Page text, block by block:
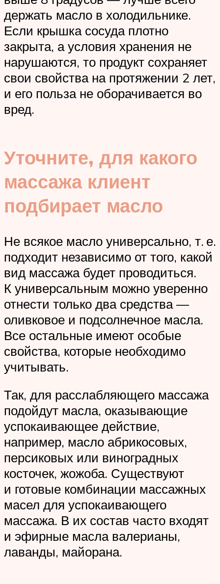
держать масло в холодильнике.
Если крышка сосуда плотно
закрыта, а условия хранения не
нарушаются, то продукт сохраняет
свои свойства на протяжении 2 лет,
и его польза не оборачивается во
вред.
Уточните, для какого
массажа клиент
подбирает масло
Не всякое масло универсально, т. е.
подходит независимо от того, какой
вид массажа будет проводиться.
К универсальным можно уверенно
отнести только два средства —
оливковое и подсолнечное масла.
Все остальные имеют особые
свойства, которые необходимо
учитывать.
Так, для расслабляющего массажа
подойдут масла, оказывающие
успокаивающее действие,
например, масло абрикосовых,
персиковых или виноградных
косточек, жожоба. Существуют
и готовые комбинации массажных
масел для успокаивающего
массажа. В их состав часто входят
и эфирные масла валерианы,
лаванды, майорана.